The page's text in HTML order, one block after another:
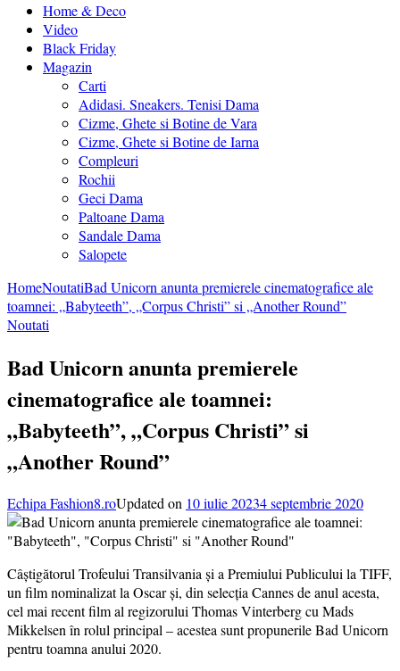
Home & Deco
Video
Black Friday
Magazin
Carti
Adidasi. Sneakers. Tenisi Dama
Cizme, Ghete si Botine de Vara
Cizme, Ghete si Botine de Iarna
Compleuri
Rochii
Geci Dama
Paltoane Dama
Sandale Dama
Salopete
HomeNoutatiBad Unicorn anunta premierele cinematografice ale
toamnei: „Babyteeth”, „Corpus Christi” si „Another Round”
Noutati
Bad Unicorn anunta premierele
cinematografice ale toamnei:
„Babyteeth”, „Corpus Christi” si
„Another Round”
Echipa Fashion8.roUpdated on 10 iulie 20234 septembrie 2020
Câștigătorul Trofeului Transilvania și a Premiului Publicului la TIFF,
un film nominalizat la Oscar și, din selecția Cannes de anul acesta,
cel mai recent film al regizorului Thomas Vinterberg cu Mads
Mikkelsen în rolul principal – acestea sunt propunerile Bad Unicorn
pentru toamna anului 2020.